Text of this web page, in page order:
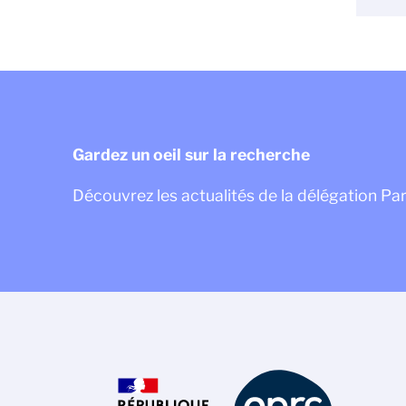
Gardez un oeil sur la recherche
Découvrez les actualités de la délégation